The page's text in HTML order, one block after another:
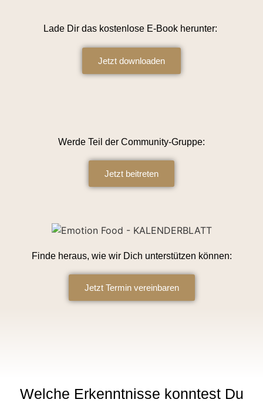
Lade Dir das kostenlose E-Book herunter:
Jetzt downloaden
Werde Teil der Community-Gruppe:
Jetzt beitreten
Finde heraus, wie wir Dich unterstützen können:
Jetzt Termin vereinbaren
Welche Erkenntnisse konntest Du